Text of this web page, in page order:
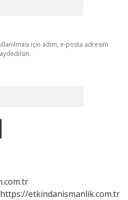
için adım, e-posta adresim
https://etkindanismanlik.com.tr